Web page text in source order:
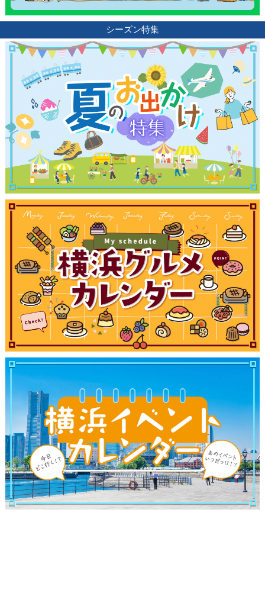
シーズン特集
観光ガイド
ランキング
ブログ記事
サイトについて